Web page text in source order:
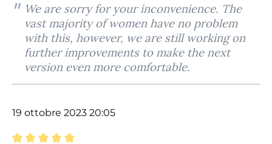
We are sorry for your inconvenience. The
vast majority of women have no problem
with this, however, we are still working on
further improvements to make the next
version even more comfortable.
19 ottobre 2023 20:05